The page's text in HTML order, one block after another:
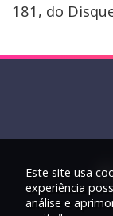
181, do
Este site usa
experiência
análise e